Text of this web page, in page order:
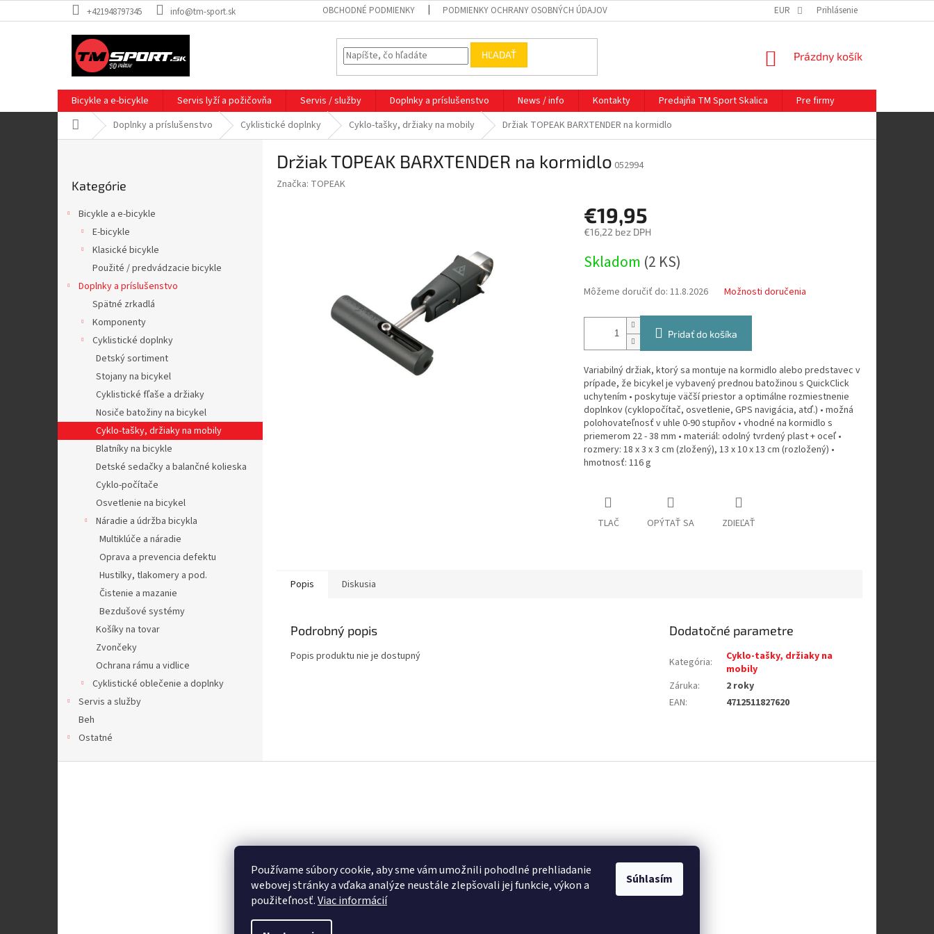
Používame súbory cookie, aby sme vám umožnili pohodlné prehliadanie
webovej stránky a vďaka analýze neustále zlepšovali jej funkcie, výkon a
použiteľnosť.Viac informácií
Súhlasím
na
+421948797345 info@tm-sport.sk OBCHODNÉ PODMIENKY PODMIENKY OCHRANY OSOBNÝCH ÚDAJOV EUR Prihlásenie
HĽADAŤ
NÁKUPNÝ
Prázdny košík
Bicykle a e-bicykle Servis lyží a požičovňa Servis / služby Doplnky a príslušenstvo News / info Kontakty Predajňa TM Sport Skalica
Pre firmy
DomovDoplnky a príslušenstvo Cyklistické doplnky Cyklo-tašky, držiaky na mobily Držiak TOPEAK BARXTENDER na kormidlo
kategórie
Kategórie
Bicykle a e-bicykle
E-bicykle
Klasické bicykle
Použité / predvádzacie bicykle
Doplnky a príslušenstvo
Spätné zrkadlá
Komponenty
Cyklistické doplnky
Detský sortiment
Stojany na bicykel
Cyklistické fľaše a držiaky
Nosiče batožiny na bicykel
Cyklo-tašky, držiaky na mobily
Blatníky na bicykle
Detské sedačky a balančné kolieska
Cyklo-počítače
Osvetlenie na bicykel
Náradie a údržba bicykla
Multiklúče a náradie
Oprava a prevencia defektu
Hustilky, tlakomery a pod.
Čistenie a mazanie
Bezdušové systémy
Košíky na tovar
Zvončeky
Ochrana rámu a vidlice
Cyklistické oblečenie a doplnky
Servis a služby
Beh
Ostatné
Držiak TOPEAK BARXTENDER na kormidlo 052994
Značka: TOPEAK
€19,95
€16,22 bez DPH
cena:
Skladom (2 KS)
Môžeme doručiť do: 11.8.2026 Možnosti doručenia
Pridať do košíka
Variabilný držiak, ktorý sa montuje na kormidlo alebo predstavec v
prípade, že bicykel je vybavený prednou batožinou s QuickClick
uchytením • poskytuje väčší priestor a optimálne rozmiestnenie
doplnkov (cyklopočítač, osvetlenie, GPS navigácia, atď.) • možná
polohovateľnosť v uhle 0-90 stupňov • vhodné na kormidlo s
priemerom 22 - 38 mm • materiál: odolný tvrdený plast + oceľ •
rozmery: 18 x 3 x 3 cm (zložený), 13 x 10 x 13 cm (rozložený) •
hmotnosť: 116 g
TLAČ OPÝTAŤ SA ZDIEĽAŤ
Popis Diskusia
Podrobný popis
Popis produktu nie je dostupný
Dodatočné parametre
Kategória:
Cyklo-tašky, držiaky na
mobily
Záruka:
2 roky
EAN: 4712511827620